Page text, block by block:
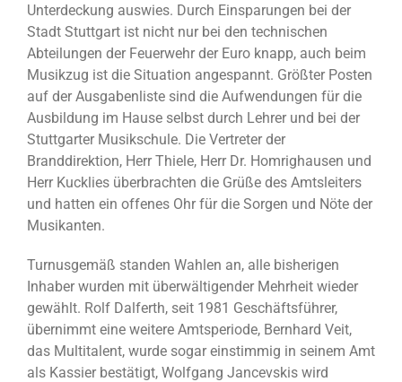
Unterdeckung auswies. Durch Einsparungen bei der
Stadt Stuttgart ist nicht nur bei den technischen
Abteilungen der Feuerwehr der Euro knapp, auch beim
Musikzug ist die Situation angespannt. Größter Posten
auf der Ausgabenliste sind die Aufwendungen für die
Ausbildung im Hause selbst durch Lehrer und bei der
Stuttgarter Musikschule. Die Vertreter der
Branddirektion, Herr Thiele, Herr Dr. Homrighausen und
Herr Kucklies überbrachten die Grüße des Amtsleiters
und hatten ein offenes Ohr für die Sorgen und Nöte der
Musikanten.
Turnusgemäß standen Wahlen an, alle bisherigen
Inhaber wurden mit überwältigender Mehrheit wieder
gewählt. Rolf Dalferth, seit 1981 Geschäftsführer,
übernimmt eine weitere Amtsperiode, Bernhard Veit,
das Multitalent, wurde sogar einstimmig in seinem Amt
als Kassier bestätigt, Wolfgang Jancevskis wird